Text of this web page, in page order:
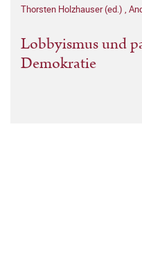
Thorsten Holzhauser (ed.) ,
Lobbyismus und
Demokratie